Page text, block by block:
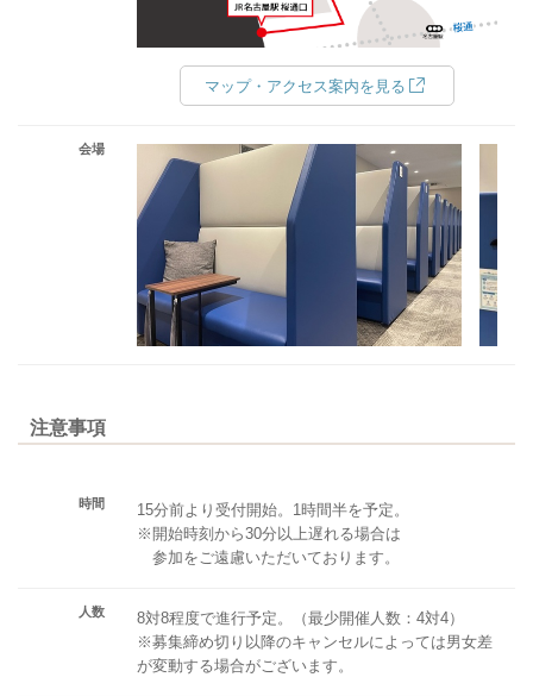
マップ・アクセス案内を見る
会場
注意事項
時間
15分前より受付開始。1時間半を予定。
※開始時刻から30分以上遅れる場合は
参加をご遠慮いただいております。
人数
8対8程度で進行予定。（最少開催人数：4対4）
※募集締め切り以降のキャンセルによっては男女差
が変動する場合がございます。